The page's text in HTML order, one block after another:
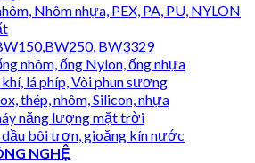
Nhôm nhựa, PEX, PA, PU, NYLON
BW3329
nhôm, ống Nylon, ống nhựa
lá phíp, Vòi phun sương
thép, nhôm, Silicon, nhựa
năng lượng mặt trời
dầu bôi trơn, gioăng kín nước
NGHỆ